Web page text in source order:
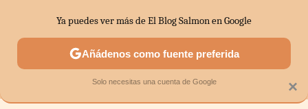
MENÚ NUEVO
ECONOMÍA DOMÉSTICA MERCADOS ×
Ya puedes ver más de El Blog Salmon en Google
Añádenos como fuente preferida
Solo necesitas una cuenta de Google